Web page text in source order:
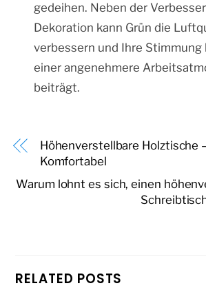
gedeihen. Neben der
Dekoration kann Grün die
verbessern und Ihre Stimmung
einer angenehmere
beiträgt.
Höhenverstellbare Holztische
Komfortabel
Warum lohnt es sich, einen
RELATED POSTS